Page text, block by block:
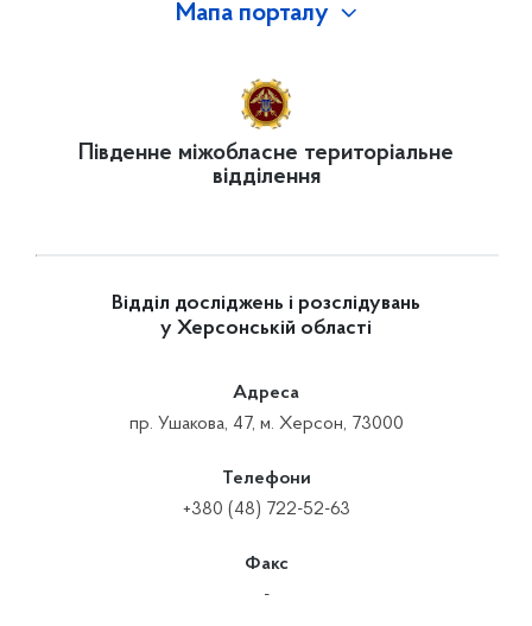
Мапа порталу
Південне міжобласне територіальне
відділення
Відділ досліджень і розслідувань
у Херсонській області
Адреса
пр. Ушакова, 47, м. Херсон, 73000
Телефони
+380 (48) 722-52-63
Факс
-